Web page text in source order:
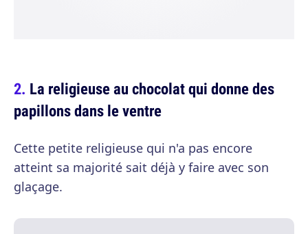
La religieuse au chocolat qui donne des
papillons dans le ventre
Cette petite religieuse qui n'a pas encore
atteint sa majorité sait déjà y faire avec son
glaçage.